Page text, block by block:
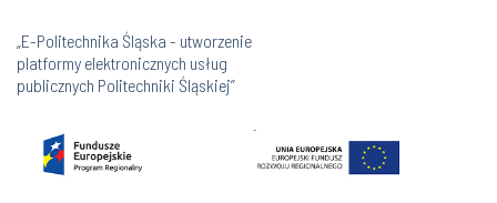
„E-Politechnika Śląska - utworzenie
platformy elektronicznych usług
publicznych Politechniki Śląskiej”